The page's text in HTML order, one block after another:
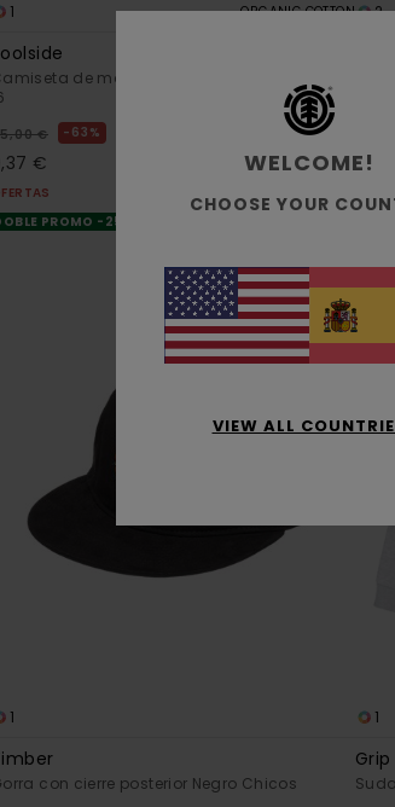
1 ORGANIC COTTON
de manga corta Blanco Chicos 8-
€ 63%
€
PROMO -25% EXTRA
2
9,37
1
con cierre posterior Negro Chicos
1
WELCOME!
CHOOSE YOUR
VIEW ALL